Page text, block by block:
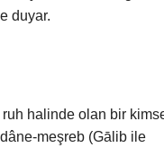
duyar.
meşreb (Gālib ile